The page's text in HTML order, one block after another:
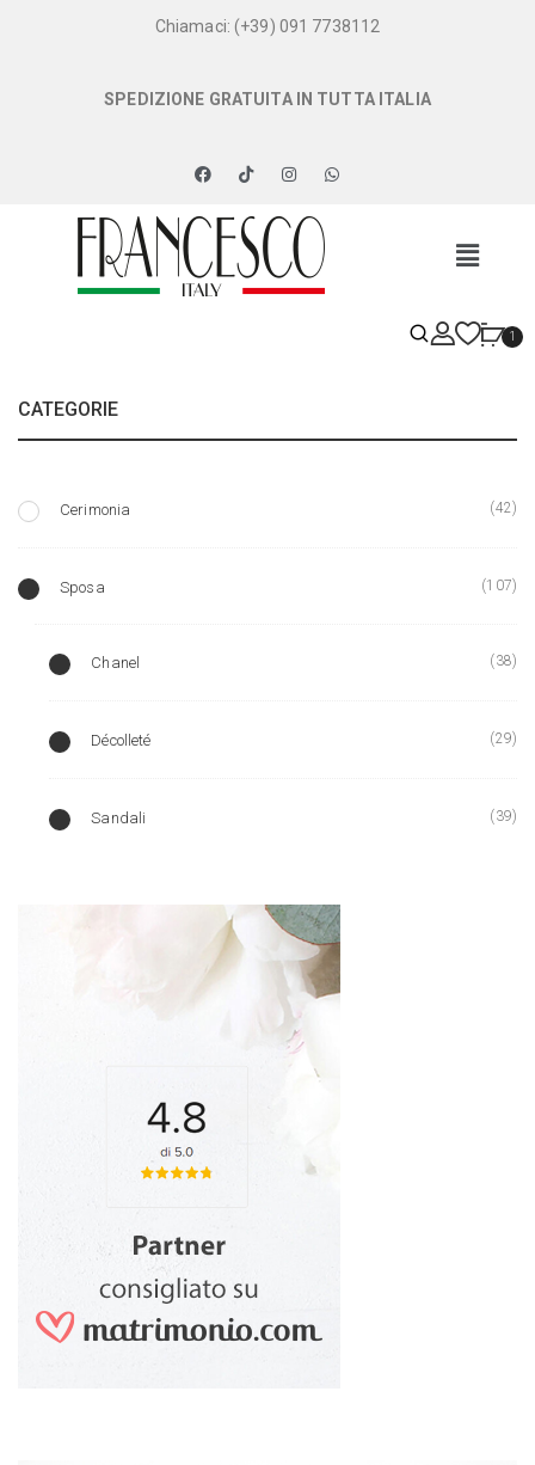
Chiamaci: (+39) 091 7738112
SPEDIZIONE GRATUITA IN TUTTA ITALIA
1
CATEGORIE
Cerimonia (42)
Sposa (107)
Chanel (38)
Décolleté (29)
Sandali (39)